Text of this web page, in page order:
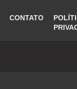
CONTATO